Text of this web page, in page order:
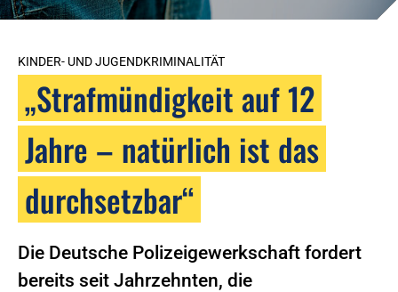
KINDER- UND JUGENDKRIMINALITÄT
„Strafmündigkeit auf 12
Jahre – natürlich ist das
durchsetzbar“
Die Deutsche Polizeigewerkschaft fordert
bereits seit Jahrzehnten, die